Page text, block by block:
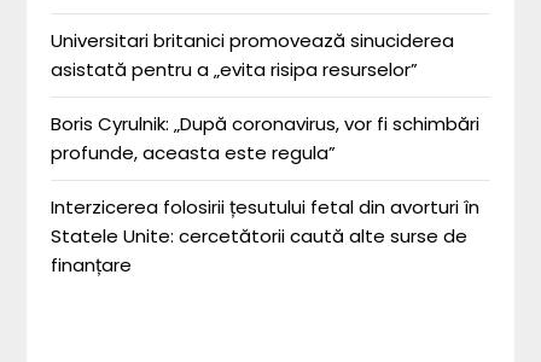
Universitari britanici promovează sinuciderea
asistată pentru a „evita risipa resurselor”
Boris Cyrulnik: „După coronavirus, vor fi schimbări
profunde, aceasta este regula”
Interzicerea folosirii țesutului fetal din avorturi în
Statele Unite: cercetătorii caută alte surse de
finanțare